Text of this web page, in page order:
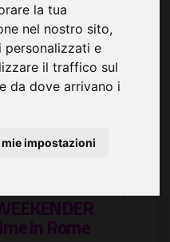
la tua
nel nostro sito,
e
il traffico sul
da dove arrivano i
mie impostazioni
son of Jah
in Rome